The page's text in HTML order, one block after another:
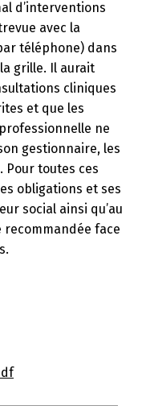
d’interventions
avec la
téléphone) dans
grille. Il aurait
cliniques
et que les
ne
gestionnaire, les
Pour toutes ces
obligations et ses
social ainsi qu’au
face